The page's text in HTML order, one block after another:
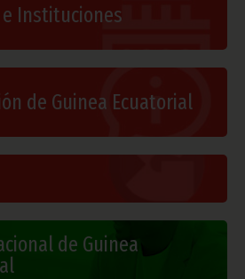
Instituciones
de Guinea Ecuatorial
de Guinea